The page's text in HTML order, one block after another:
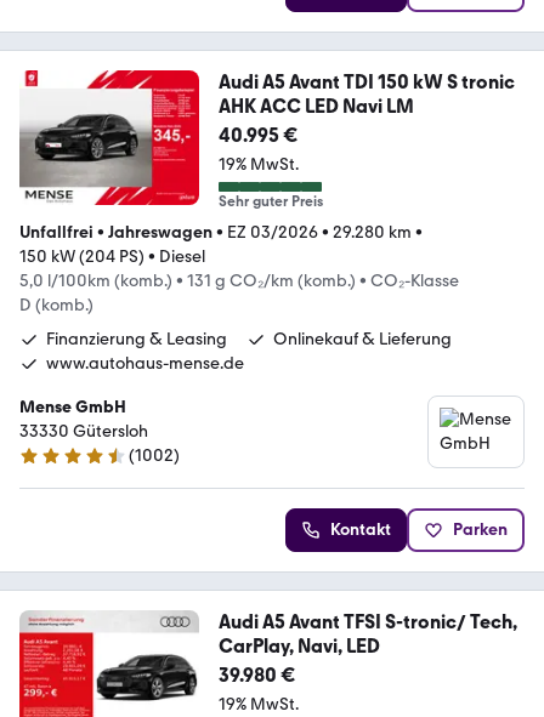
Audi A5 Avant TDI 150 kW S tronic
AHK ACC LED Navi LM
40.995 €
19% MwSt.
Sehr guter Preis
Unfallfrei • Jahreswagen• EZ 03/2026• 29.280 km •
150 kW (204 PS) • Diesel
5,0 l/100km (komb.) • 131 g CO₂/km (komb.) • CO₂-Klasse
D (komb.)
Finanzierung & Leasing
Onlinekauf & Lieferung
www.autohaus-mense.de
Mense GmbH
33330 Gütersloh
4.7 Sterne
(1002)
Kontakt Parken
Audi A5 Avant TFSI S-tronic/ Tech,
CarPlay, Navi, LED
39.980 €
19% MwSt.